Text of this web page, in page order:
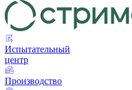
Испытательный
центр
Производство